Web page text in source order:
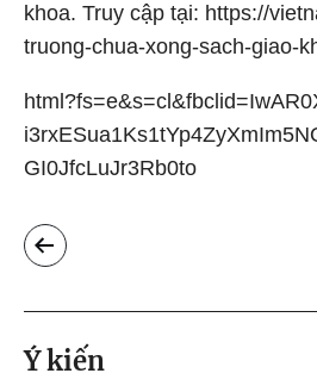
khoa. Truy cập tại: https://
truong-chua-xong-sach-giao-
GI0JfcLuJr3Rb0to
Ý kiến